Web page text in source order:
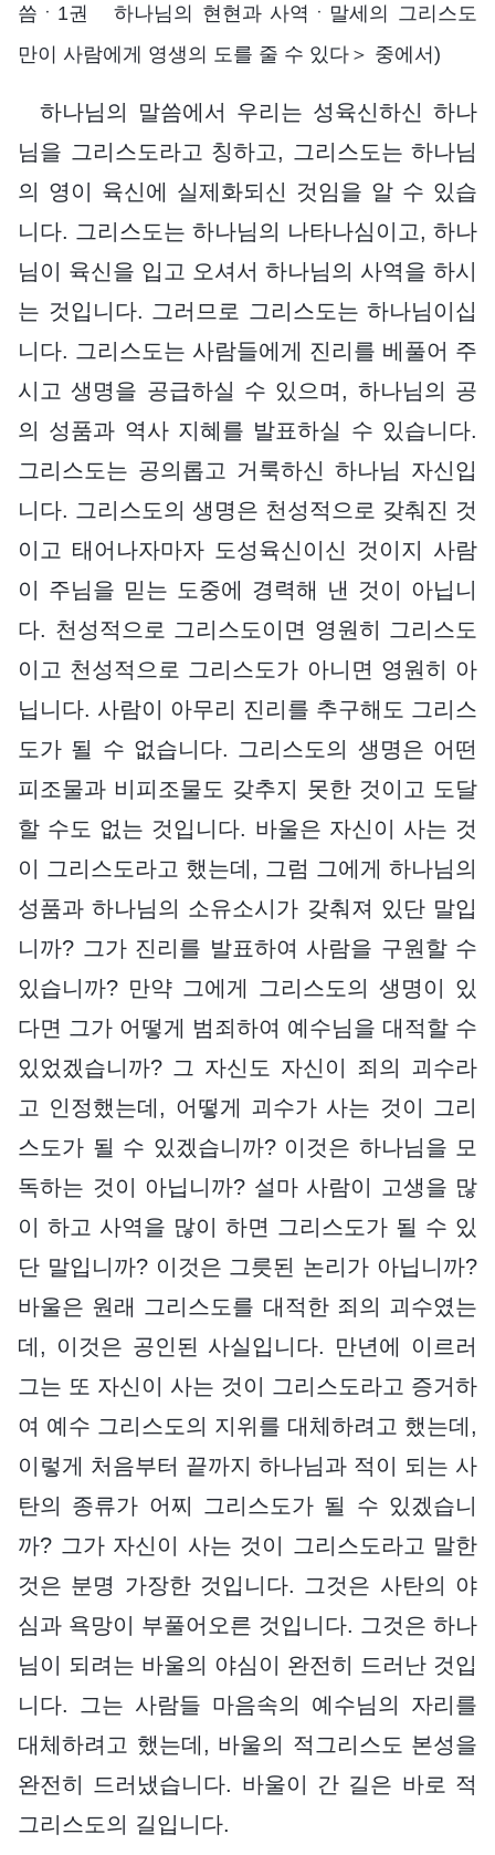
씀ㆍ1권 하나님의 현현과 사역ㆍ말세의 그리스도
만이 사람에게 영생의 도를 줄 수 있다＞ 중에서)
하나님의 말씀에서 우리는 성육신하신 하나
님을 그리스도라고 칭하고, 그리스도는 하나님
의 영이 육신에 실제화되신 것임을 알 수 있습
니다. 그리스도는 하나님의 나타나심이고, 하나
님이 육신을 입고 오셔서 하나님의 사역을 하시
는 것입니다. 그러므로 그리스도는 하나님이십
니다. 그리스도는 사람들에게 진리를 베풀어 주
시고 생명을 공급하실 수 있으며, 하나님의 공
의 성품과 역사 지혜를 발표하실 수 있습니다.
그리스도는 공의롭고 거룩하신 하나님 자신입
니다. 그리스도의 생명은 천성적으로 갖춰진 것
이고 태어나자마자 도성육신이신 것이지 사람
이 주님을 믿는 도중에 경력해 낸 것이 아닙니
다. 천성적으로 그리스도이면 영원히 그리스도
이고 천성적으로 그리스도가 아니면 영원히 아
닙니다. 사람이 아무리 진리를 추구해도 그리스
도가 될 수 없습니다. 그리스도의 생명은 어떤
피조물과 비피조물도 갖추지 못한 것이고 도달
할 수도 없는 것입니다. 바울은 자신이 사는 것
이 그리스도라고 했는데, 그럼 그에게 하나님의
성품과 하나님의 소유소시가 갖춰져 있단 말입
니까? 그가 진리를 발표하여 사람을 구원할 수
있습니까? 만약 그에게 그리스도의 생명이 있
다면 그가 어떻게 범죄하여 예수님을 대적할 수
있었겠습니까? 그 자신도 자신이 죄의 괴수라
고 인정했는데, 어떻게 괴수가 사는 것이 그리
스도가 될 수 있겠습니까? 이것은 하나님을 모
독하는 것이 아닙니까? 설마 사람이 고생을 많
이 하고 사역을 많이 하면 그리스도가 될 수 있
단 말입니까? 이것은 그릇된 논리가 아닙니까?
바울은 원래 그리스도를 대적한 죄의 괴수였는
데, 이것은 공인된 사실입니다. 만년에 이르러
그는 또 자신이 사는 것이 그리스도라고 증거하
여 예수 그리스도의 지위를 대체하려고 했는데,
이렇게 처음부터 끝까지 하나님과 적이 되는 사
탄의 종류가 어찌 그리스도가 될 수 있겠습니
까? 그가 자신이 사는 것이 그리스도라고 말한
것은 분명 가장한 것입니다. 그것은 사탄의 야
심과 욕망이 부풀어오른 것입니다. 그것은 하나
님이 되려는 바울의 야심이 완전히 드러난 것입
니다. 그는 사람들 마음속의 예수님의 자리를
대체하려고 했는데, 바울의 적그리스도 본성을
완전히 드러냈습니다. 바울이 간 길은 바로 적
그리스도의 길입니다.